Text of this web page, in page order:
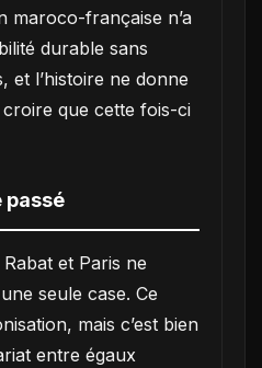
maroco-française n’a
durable sans
et l’histoire ne donne
que cette fois-ci
passé
et Paris ne
seule case. Ce
mais c’est bien
entre égaux